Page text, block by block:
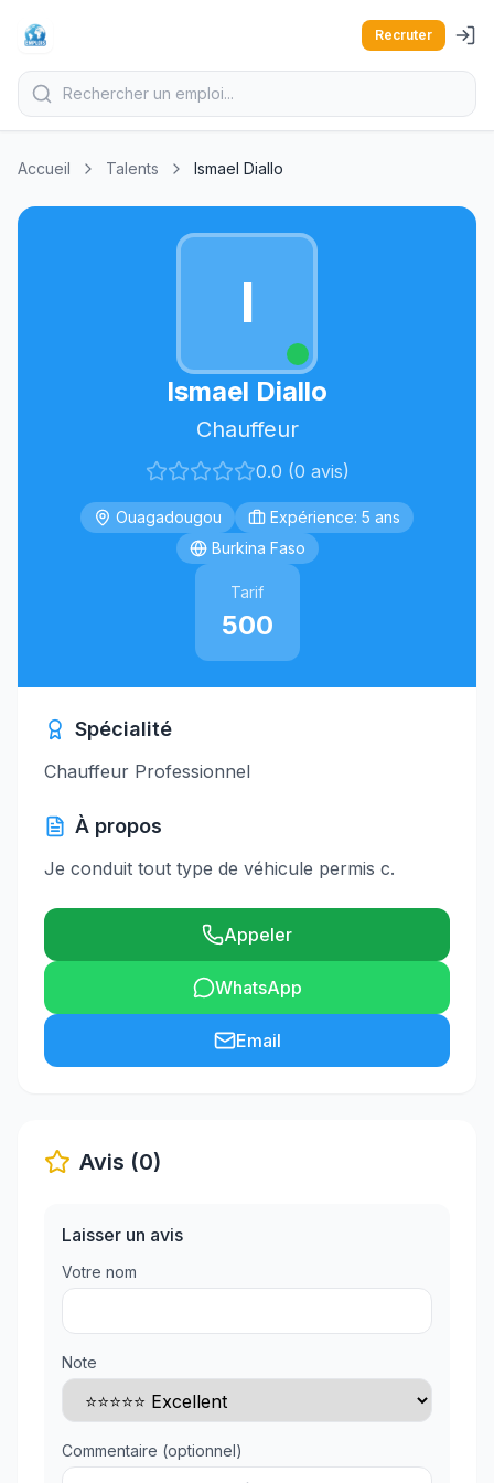
Recruter
Accueil Talents Ismael Diallo
I
Ismael Diallo
Chauffeur
0.0 (0 avis)
Ouagadougou
Expérience: 5 ans
Burkina Faso
Tarif
500
Spécialité
Chauffeur Professionnel
À propos
Je conduit tout type de véhicule permis c.
Appeler
WhatsApp
Email
Avis (0)
Laisser un avis
Votre nom
Note
Commentaire (optionnel)